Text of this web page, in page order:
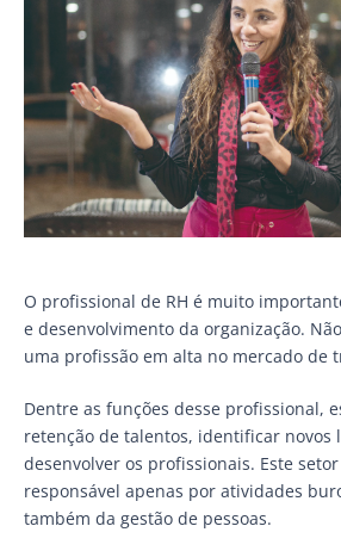
O profissional de RH é muito
e desenvolvimento da organização.
uma profissão em alta no mercado de
Dentre as funções desse profissional,
retenção de talentos, identificar novos
desenvolver os profissionais. Este
responsável apenas por atividades
também da gestão de pessoas.